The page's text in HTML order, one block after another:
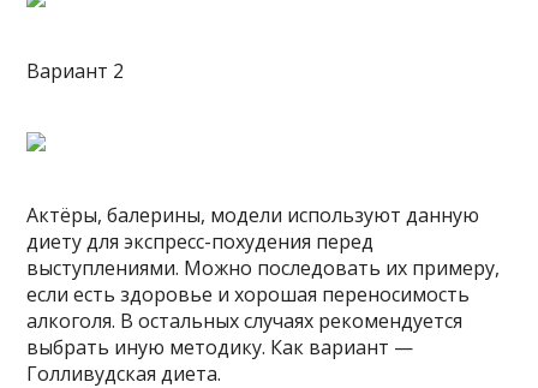
Вариант 2
Актёры, балерины, модели используют данную
диету для экспресс-похудения перед
выступлениями. Можно последовать их примеру,
если есть здоровье и хорошая переносимость
алкоголя. В остальных случаях рекомендуется
выбрать иную методику. Как вариант —
Голливудская диета.